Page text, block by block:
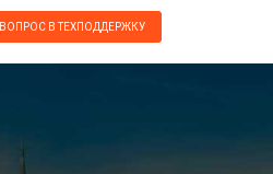
ВОПРОС В ТЕХПОДДЕРЖКУ